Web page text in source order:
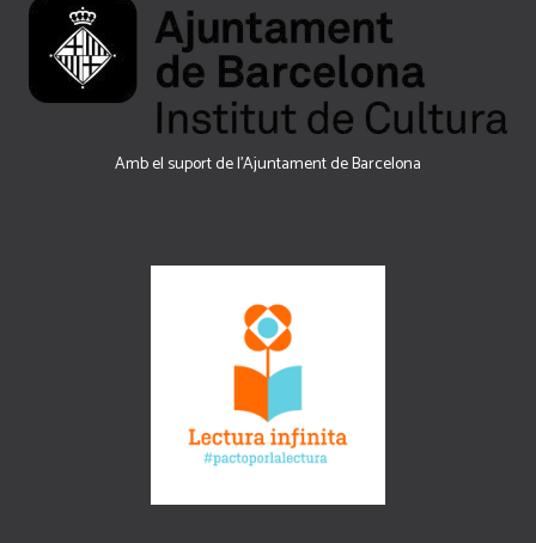
Amb el suport de l’Ajuntament de Barcelona